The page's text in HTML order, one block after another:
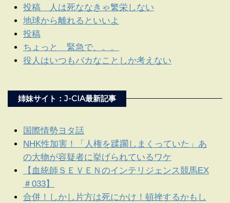
投稿 人は死ななきゃ繁栄しない
地球から離れるといいよ
投稿
ちょっと 緊急で、。。
役人はいつもバカなことしか考えない
姉妹サイト：J-CIA最新記事
国際情勢ヨタ話
NHK性加害！「人権を蹂躙しまくっていた」あ
の大物が容疑者に挙げられているワケ
【血統師ＳＥＶＥＮのインテリジェンス競馬EX
＃033】
合併！しかし片方は死にかけ！頓挫するかもし